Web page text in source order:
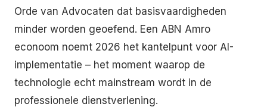
Orde van Advocaten dat basisvaardigheden
minder worden geoefend. Een ABN Amro
econoom noemt 2026 het kantelpunt voor AI-
implementatie – het moment waarop de
technologie echt mainstream wordt in de
professionele dienstverlening.